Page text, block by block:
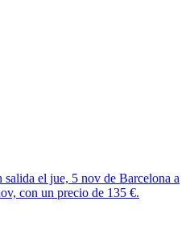
el jue, 5 nov de Barcelona a
con un precio de 135 €.